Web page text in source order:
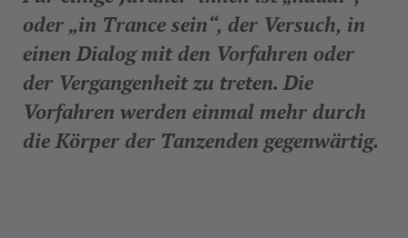
oder „in Trance sein“, der Versuch, in
einen Dialog mit den Vorfahren oder
der Vergangenheit zu treten. Die
Vorfahren werden einmal mehr durch
die Körper der Tanzenden gegenwärtig.